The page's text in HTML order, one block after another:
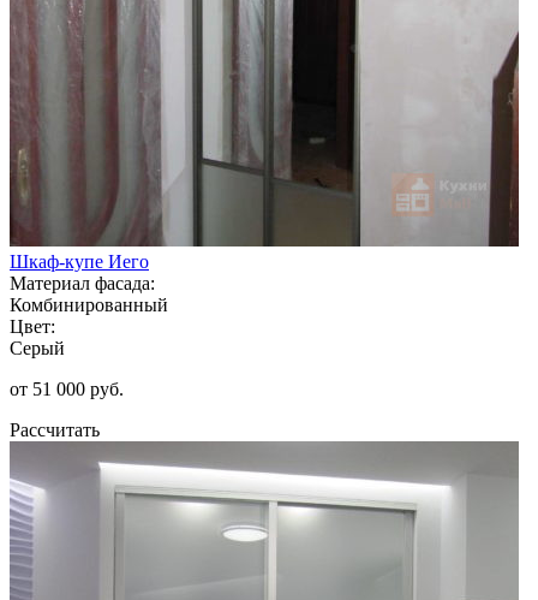
Шкаф-купе Иего
Материал фасада:
Комбинированный
Цвет:
Серый
от 51 000 руб.
Рассчитать